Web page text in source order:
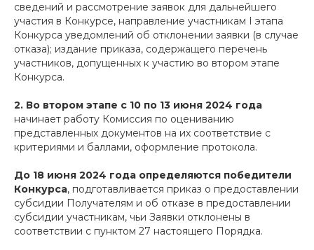
сведений и рассмотрение заявок для дальнейшего
участия в Конкурсе, направление участникам I этапа
Конкурса уведомлений об отклонении заявки (в случае
отказа); издание приказа, содержащего перечень
участников, допущенных к участию во втором этапе
Конкурса.
2. Во втором этапе с 10 по 13 июня 2024 года
начинает работу Комиссия по оцениванию
представленных документов на их соответствие с
критериями и баллами, оформление протокола.
До 18 июня 2024 года определяются победители
Конкурса, подготавливается приказ о предоставлении
субсидии Получателям и об отказе в предоставлении
субсидии участникам, чьи Заявки отклонены в
соответствии с пунктом 27 настоящего Порядка.